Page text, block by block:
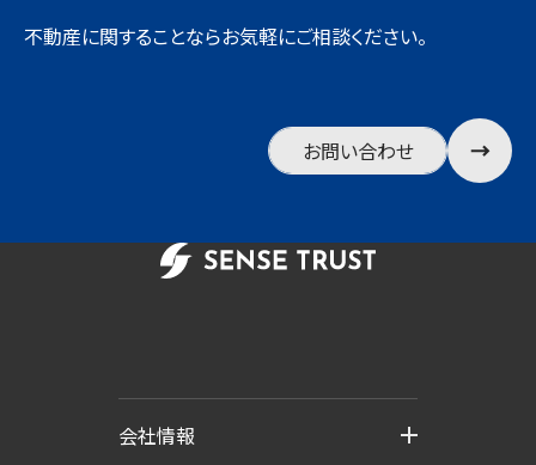
不動産に関することならお気軽にご相談ください。
お問い合わせ
会社情報